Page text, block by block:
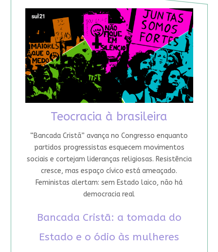
Teocracia à brasileira
“Bancada Cristã” avança no Congresso enquanto
partidos progressistas esquecem movimentos
sociais e cortejam lideranças religiosas. Resistência
cresce, mas espaço cívico está ameaçado.
Feministas alertam: sem Estado laico, não há
democracia real
Bancada Cristã: a tomada do
Estado e o ódio às mulheres